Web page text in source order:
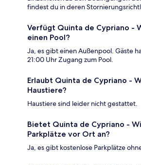
findest du in deren
Verfügt Quinta de Cypriano -
einen Pool?
Ja, es gibt einen Außenpool. Gäste
21:00 Uhr Zugang zum Pool.
Erlaubt Quinta de Cypriano -
Haustiere?
Haustiere sind leider nicht gestattet.
Bietet Quinta de Cypriano -
Parkplätze vor Ort an?
Ja, es gibt kostenlose Parkplätze